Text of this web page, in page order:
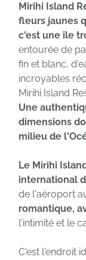
Mirihi Island
fleurs jaunes
c'est une île
entourée de
fin et blanc,
incroyables
Mirihi Island
Une
dimensions
milieu de
Le Mirihi
international
de l'aéroport
romantique,
l'intimité et le
C'est l'endroit